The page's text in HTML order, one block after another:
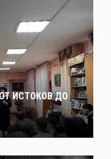
ИСТОКОВ ДО